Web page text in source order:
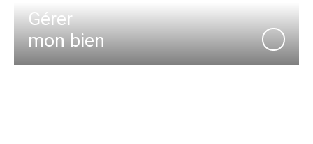
Gérer
mon bien